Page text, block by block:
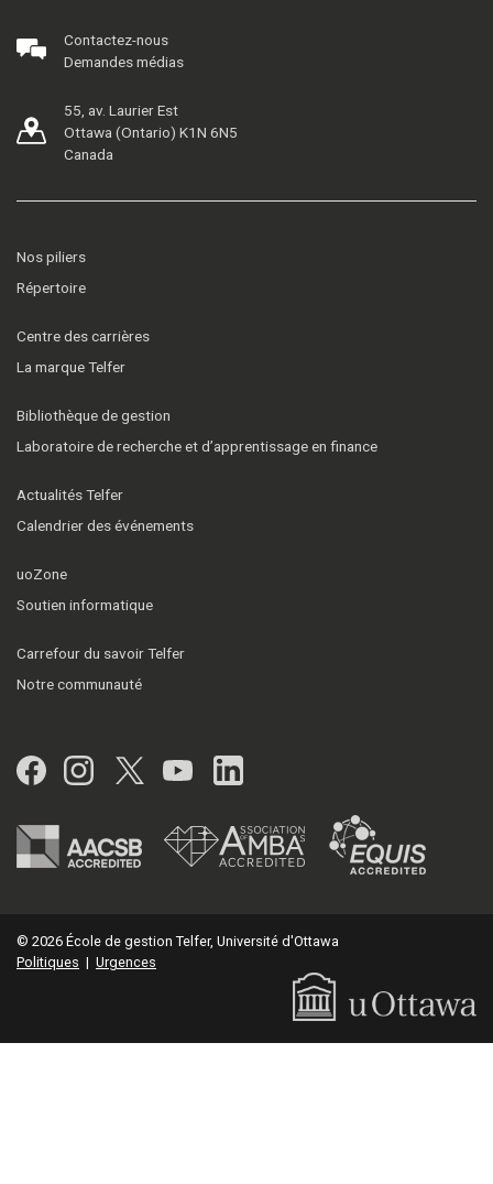
Contactez-nous
Demandes médias
55, av. Laurier Est
Ottawa (Ontario) K1N 6N5
Canada
Nos piliers
Répertoire
Centre des carrières
La marque Telfer
Bibliothèque de gestion
Laboratoire de recherche et d’apprentissage en finance
Actualités Telfer
Calendrier des événements
uoZone
Soutien informatique
Carrefour du savoir Telfer
Notre communauté
Facebook
Instagram
Twitter
YouTubeLinkedIn
© 2026 École de gestion Telfer, Université d'Ottawa
Politiques | Urgences